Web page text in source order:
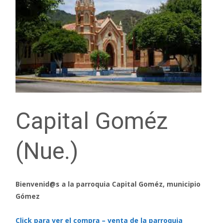
Capital Goméz
(Nue.)
Bienvenid@s a la parroquia Capital Goméz, municipio
Gómez
Click para ver el compra – venta de la parroquia